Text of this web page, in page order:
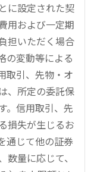
に設定された契
用および一定期
担いただく場合
の変動等による
取引、先物・オ
、所定の委託保
。信用取引、先
損失が生じるお
通じて他の証券
量に応じて、